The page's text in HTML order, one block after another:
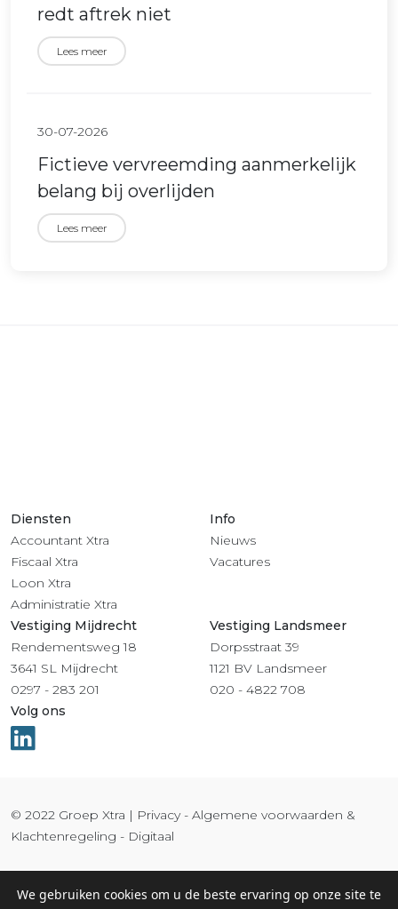
redt aftrek niet
Lees meer
30-07-2026
Fictieve vervreemding aanmerkelijk
belang bij overlijden
Lees meer
Volg ons
Diensten
Accountant Xtra
Fiscaal Xtra
Loon Xtra
Administratie Xtra
Info
Nieuws
Vacatures
Vestiging Mijdrecht
Rendementsweg 18
3641 SL Mijdrecht
0297 - 283 201
Vestiging Landsmeer
Dorpsstraat 39
1121 BV Landsmeer
020 - 4822 708
© 2022 Groep Xtra | Privacy- Algemene voorwaarden &
Klachtenregeling - Digitaal
We gebruiken cookies om u de beste ervaring op onze site te